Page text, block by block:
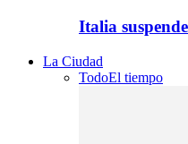
Italia
La Ciudad
TodoEl tiempo